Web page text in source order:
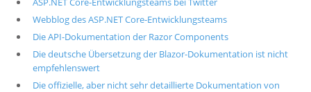
Webblog des ASP.NET Core-Entwicklungsteams
Die API-Dokumentation der Razor Components
Die deutsche Übersetzung der Blazor-Dokumentation ist nicht
empfehlenswert
Die offizielle, aber nicht sehr detaillierte Dokumentation von